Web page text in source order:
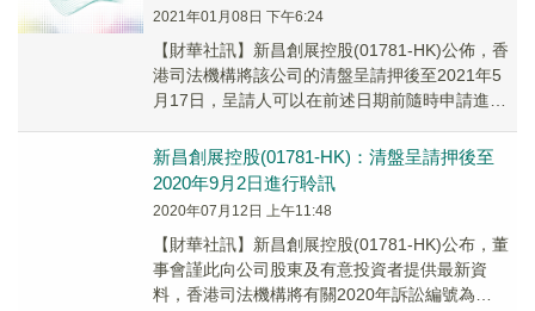
2021年01月08日 下午6:24
【財華社訊】新昌創展控股(01781-HK)公佈，香
港司法機構將該公司的清盤呈請押後至2021年5
月17日，呈請人可以在前述日期前隨時申請進行
新昌創展控股(01781-HK)：清盤呈請押後至
2020年9月2日進行聆訊
2020年07月12日 上午11:48
【財華社訊】新昌創展控股(01781-HK)公布，董
事會謹此向公司股東及有意投資者提供最新資
料，香港司法機構將有關2020年訴訟編號為